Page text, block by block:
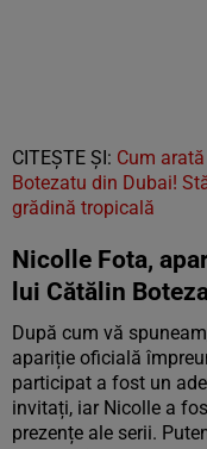
CITEȘTE ȘI: Cum
Botezatu din Dubai!
grădină tropicală
Nicolle Fota,
lui Cătălin
După cum vă
apariție oficială
participat a fost un
invitați, iar Nicolle a
prezențe ale serii.